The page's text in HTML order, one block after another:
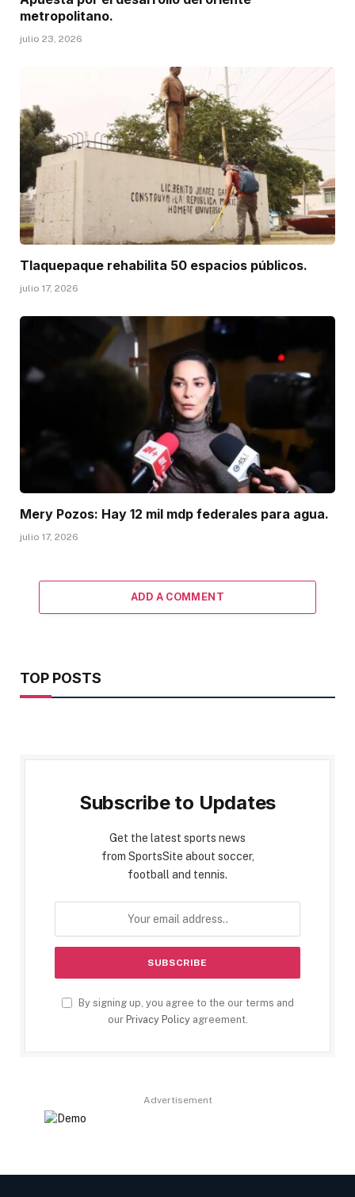
metropolitano.
julio 23, 2026
Tlaquepaque rehabilita 50 espacios públicos.
julio 17, 2026
Mery Pozos: Hay 12 mil mdp federales para agua.
julio 17, 2026
ADD A COMMENT
TOP POSTS
Subscribe to Updates
Get the latest sports news
from SportsSite about soccer,
football and tennis.
By signing up, you agree to the our terms and
our Privacy Policyagreement.
Advertisement